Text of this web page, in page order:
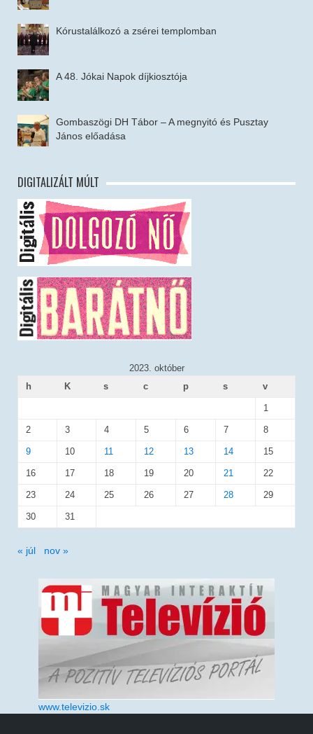
Kórustalálkozó a zsérei templomban
A 48. Jókai Napok díjkiosztója
Gombaszögi DH Tábor – A megnyitó és Pusztay
János előadása
DIGITALIZÁLT MÚLT
2023. október
h
K s c p s v
1
2 3 4 5 6 7 8
9 10 11 12 13 14 15
16 17 18 19 20 21 22
23 24 25 26 27 28 29
30 31
« júl nov »
www.televizio.sk